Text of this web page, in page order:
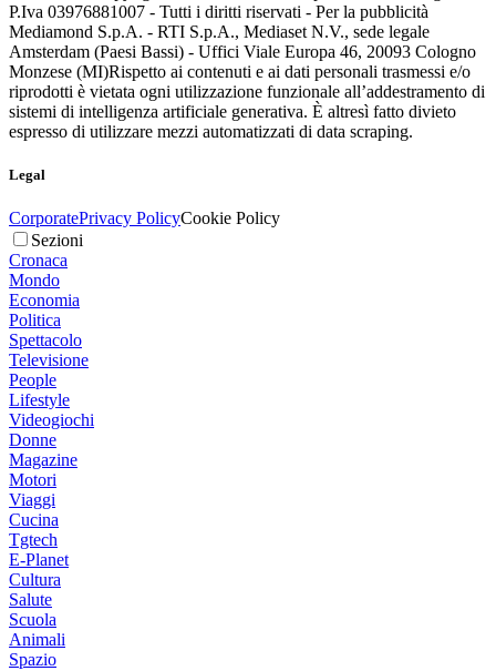
P.Iva 03976881007 - Tutti i diritti riservati - Per la pubblicità
Mediamond S.p.A. - RTI S.p.A., Mediaset N.V., sede legale
Amsterdam (Paesi Bassi) - Uffici Viale Europa 46, 20093 Cologno
Monzese (MI)Rispetto ai contenuti e ai dati personali trasmessi e/o
riprodotti è vietata ogni utilizzazione funzionale all’addestramento di
sistemi di intelligenza artificiale generativa. È altresì fatto divieto
espresso di utilizzare mezzi automatizzati di data scraping.
Legal
CorporatePrivacy PolicyCookie Policy
Sezioni
Cronaca
Mondo
Economia
Politica
Spettacolo
Televisione
People
Lifestyle
Videogiochi
Donne
Magazine
Motori
Viaggi
Cucina
Tgtech
E-Planet
Cultura
Salute
Scuola
Animali
Spazio